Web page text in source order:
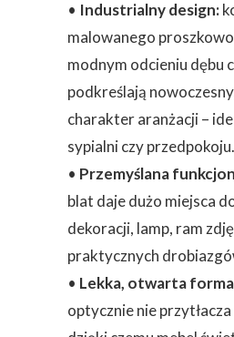
• Industrialny design:
malowanego
modnym odcieniu dębu
podkreślają
charakter aranżacji –
sypialni czy przedpokoju.
• Przemyślana
blat daje dużo miejsca
dekoracji, lamp, ram
praktycznych
• Lekka, otwarta
optycznie nie